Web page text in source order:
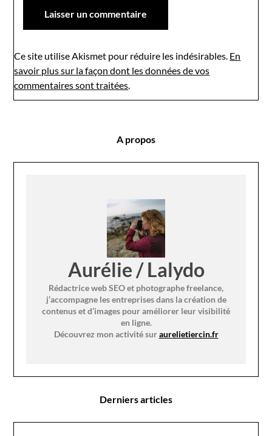
Ce site utilise Akismet pour réduire les indésirables. En
savoir plus sur la façon dont les données de vos
commentaires sont traitées.
A propos
Aurélie / Lalydo
Rédactrice web SEO et photographe freelance,
j’accompagne les entreprises dans la création de
contenus et d’images pour améliorer leur visibilité
en ligne.
Découvrez mon activité suraurelietiercin.fr
Derniers articles